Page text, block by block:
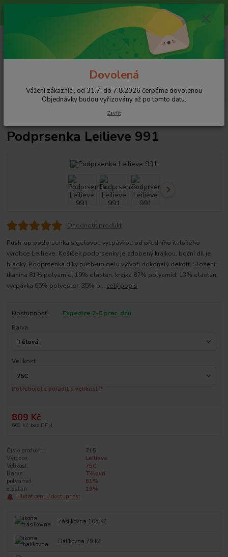
Vážení zákazníci, od 31.7. do 7.8.2026 čerpáme dovolenou
Objednávky budou vyřizovány až po tomto datu.
Menu
+420 608 754 282
pište email, pokud nezvedám tel.
Podprsenky Push-up
Podprsenka Leilieve 991
Ohodnotit produkt
Push-up podprsenka s gelovou vycpávkou od předního italského
výrobce Leilieve. Košíček podprsenky je zdobený krajkou, boční díl je
hladký. Podprsenka díky push-up gelu vytvoří dokonalý dekolt. Složení:
tkanina 81% polyamid, 19% elastan, krajka 87% polyamid, 13% elastan,
vycpávka 65% polyester, 35% b... celý popis
Dostupnost
Expedice 2-5 prac. dnů
Barva
Velikost
Potřebujete poradit s velikostí?
809 Kč
669 Kč bez DPH
Číslo produktu:
715
Výrobce:
Leilieve
Velikost:
75C
Barva:
Tělová
polyamid:
81%
elastan:
19%
Hlídat cenu / dostupnost
Zásilkovna 105 Kč
Balíkovna 79 Kč
Dovolená
Vážení zákazníci, od 31.7. do 7.8.2026 čerpáme dovolenou
Objednávky budou vyřizovány až po tomto datu.
Zavřít